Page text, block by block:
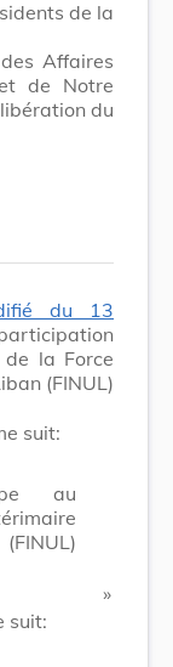
de la
Affaires
de Notre
du
du 13
la Force
(FINUL)
suit:
au
​ »
suit: